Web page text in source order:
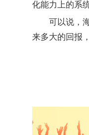
化能力上的系
可以说，
来多大的回报